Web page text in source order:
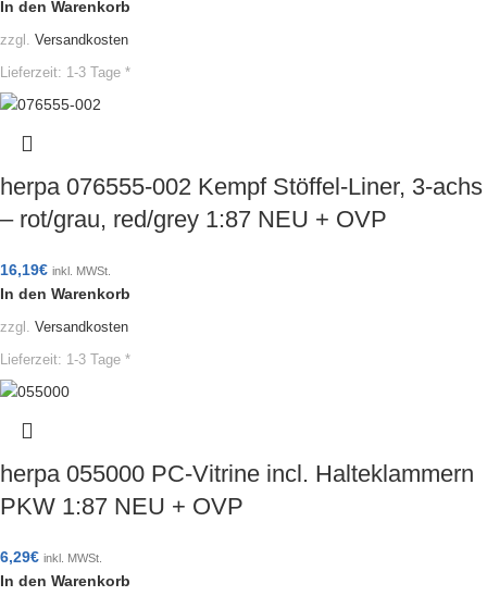
In den Warenkorb
zzgl. Versandkosten
Lieferzeit: 1-3 Tage *
herpa 076555-002 Kempf Stöffel-Liner, 3-achs
– rot/grau, red/grey 1:87 NEU + OVP
16,19€ inkl. MWSt.
In den Warenkorb
zzgl. Versandkosten
Lieferzeit: 1-3 Tage *
herpa 055000 PC-Vitrine incl. Halteklammern
PKW 1:87 NEU + OVP
6,29€ inkl. MWSt.
In den Warenkorb